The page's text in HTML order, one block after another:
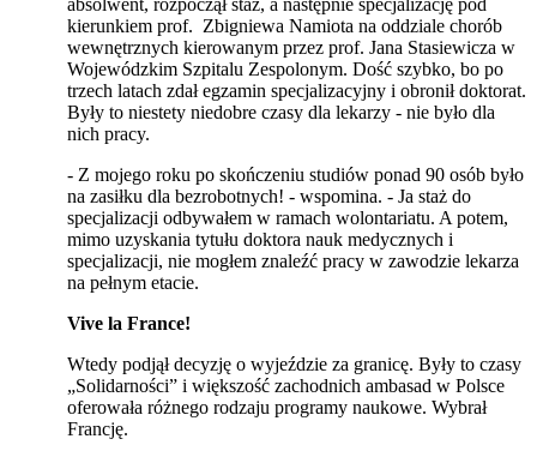
kierunkiem prof. Zbigniewa Namiota na oddziale chorób
wewnętrznych kierowanym przez prof. Jana Stasiewicza w
Wojewódzkim Szpitalu Zespolonym. Dość szybko, bo po
trzech latach zdał egzamin specjalizacyjny i obronił doktorat.
Były to niestety niedobre czasy dla lekarzy - nie było dla
nich pracy.
- Z mojego roku po skończeniu studiów ponad 90 osób było
na zasiłku dla bezrobotnych! - wspomina. - Ja staż do
specjalizacji odbywałem w ramach wolontariatu. A potem,
mimo uzyskania tytułu doktora nauk medycznych i
specjalizacji, nie mogłem znaleźć pracy w zawodzie lekarza
na pełnym etacie.
Vive la France!
Wtedy podjął decyzję o wyjeździe za granicę. Były to czasy
„Solidarności” i większość zachodnich ambasad w Polsce
oferowała różnego rodzaju programy naukowe. Wybrał
Francję.